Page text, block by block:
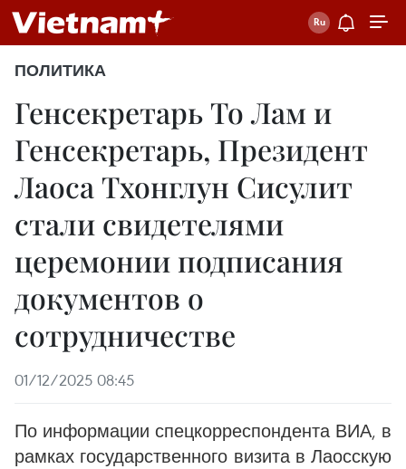
ПОЛИТИКА
Генсекретарь То Лам и
Генсекретарь, Президент
Лаоса Тхонглун Сисулит
стали свидетелями
церемонии подписания
документов о
сотрудничестве
01/12/2025 08:45
По информации спецкорреспондента ВИА, в
рамках государственного визита в Лаосскую